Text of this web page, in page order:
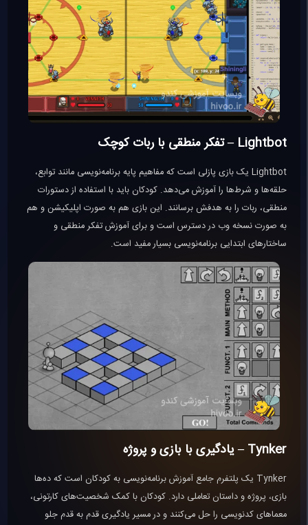
Lightbot – تفکر منطقی با ربات کوچک
Lightbot یک بازی پازلی است که مفاهیم پایه برنامه‌نویسی مانند توابع،
حلقه‌ها و شرط‌ها را آموزش می‌دهد. کودکان باید با استفاده از دستورات
منطقی، ربات را به هدفش برسانند. این بازی هم به صورت اپلیکیشن و هم
به صورت نسخه وب در دسترس است و برای آموزش تفکر منطقی و
ساختارهای ابتدایی برنامه‌نویسی بسیار مفید است.
Tynker – یادگیری با بازی و پروژه
Tynker یک پلتفرم جامع آموزش برنامه‌نویسی به کودکان است که ده‌ها
بازی، پروژه و داستان تعاملی دارد. کودکان با کمک شخصیت‌های کارتونی،
معماهای کدنویسی را حل می‌کنند و در مسیر یادگیری قدم به قدم جلو